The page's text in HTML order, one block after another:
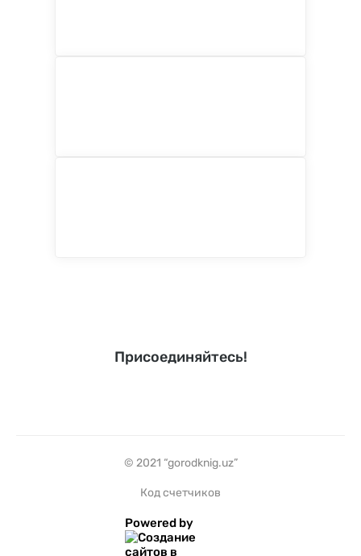
Присоединяйтесь!
© 2021 “gorodknig.uz”
Код счетчиков
Powered by